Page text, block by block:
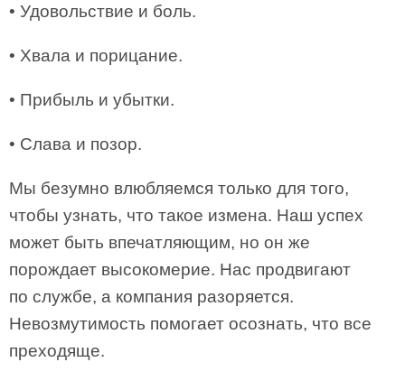
• Удовольствие и боль.
• Хвала и порицание.
• Прибыль и убытки.
• Слава и позор.
Мы безумно влюбляемся только для того,
чтобы узнать, что такое измена. Наш успех
может быть впечатляющим, но он же
порождает высокомерие. Нас продвигают
по службе, а компания разоряется.
Невозмутимость помогает осознать, что все
преходяще.